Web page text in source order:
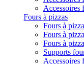
Accessoires
Fours à pizzas
Fours à
Fours à
Fours à
Supports
Accessoires